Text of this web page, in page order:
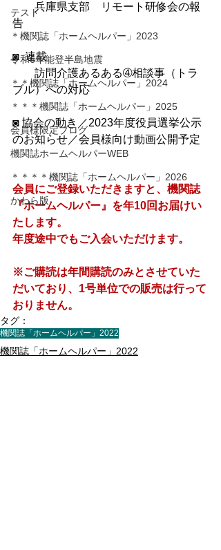
テスト
＊機関誌「ホームヘルパー」2023
令和6年能登半島地震
＊＊機関誌「ホームヘルパー」2024
＊＊＊機関誌「ホームヘルパー」2025
会員様限定ブログ
機関誌ホームヘルパーWEB
＊＊＊＊機関誌「ホームヘルパー」2026
かわら版
兵庫県支部　リモート研修会の報
告
◙  連載
訪問介護あるある➃相談事（トラ
ブル）への対応
◙ 協会の動き／2023年度役員選挙公示
のお知らせ／会員様向け動画公開予定
会員にご登録いただきますと、機関誌
『ホームヘルパー』を年10回お届けい
たします。
​年度途中でもご入会いただけます。
※ご購読は年間購読のみとさせていた
だいており、1号単位での販売は行って
おりません。
タグ：
機関誌「ホームヘルパー」2022
機関誌「ホームヘルパー」2022